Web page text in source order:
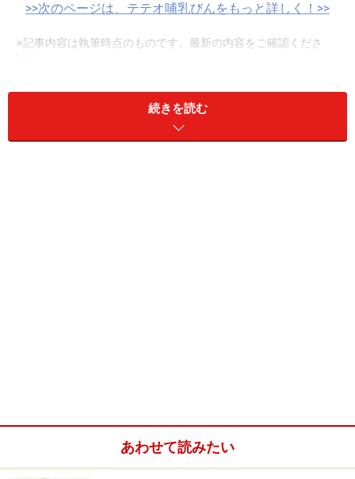
>>次のページは、テテオ哺乳びんをもっと詳しく！>>
※記事内容は執筆時点のものです。最新の内容をご確認くださ
1/4
続きを読む
あわせて読みたい